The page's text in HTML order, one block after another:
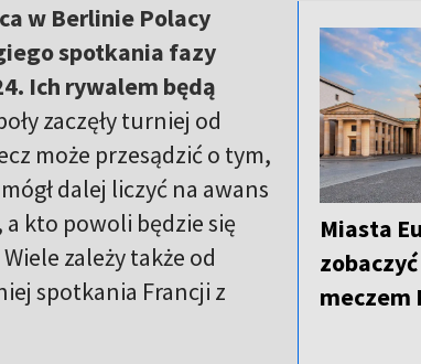
Miasta
meczem
w Berlinie Polacy
spotkania fazy
Ich rywalem będą
zaczęły turniej od
może przesądzić o tym,
dalej liczyć na awans
kto powoli będzie się
zależy także od
spotkania Francji z